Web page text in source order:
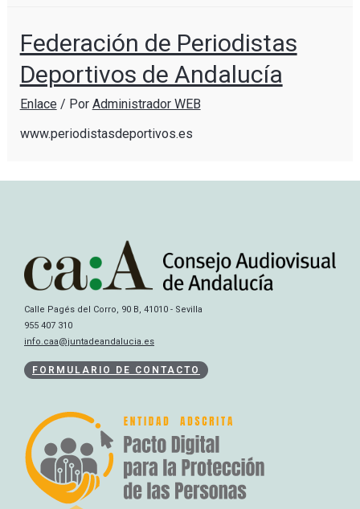
Federación de Periodistas
Deportivos de Andalucía
Enlace/ Por Administrador WEB
www.periodistasdeportivos.es
Calle Pagés del Corro, 90 B, 41010 - Sevilla
955 407 310
info.caa@juntadeandalucia.es
FORMULARIO DE CONTACTO